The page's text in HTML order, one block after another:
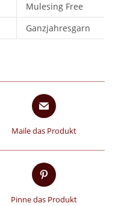
Mulesing Free
Ganzjahresgarn
Maile das Produkt
Pinne das Produkt